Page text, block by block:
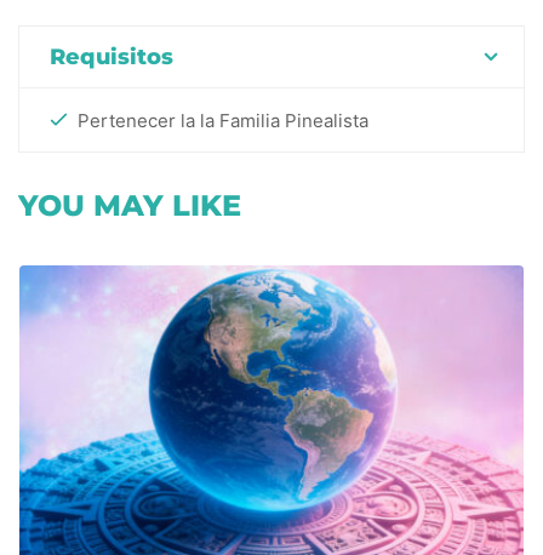
Requisitos
Pertenecer la la Familia Pinealista
YOU MAY LIKE